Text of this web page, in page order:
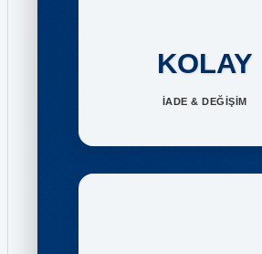
KOLAY
İADE & DEĞİŞİM